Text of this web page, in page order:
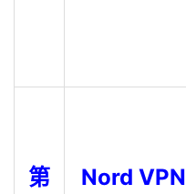
第
Nord VPN